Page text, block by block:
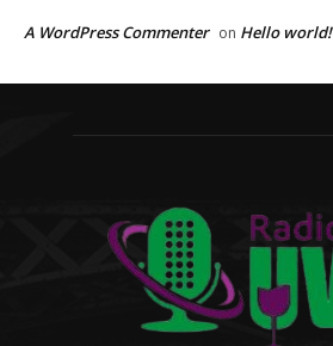
A WordPress Commenter on Hello world!